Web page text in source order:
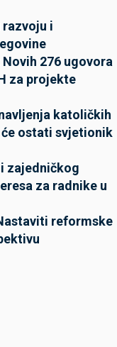
i
276 ugovora
za projekte
katoličkih
ostati svjetionik
zajedničkog
za radnike u
reformske